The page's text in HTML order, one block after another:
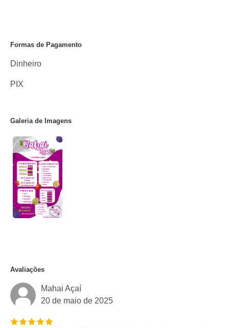
Formas de Pagamento
Dinheiro
PIX
Galeria de Imagens
Avaliações
Mahai Açaí
20 de maio de 2025